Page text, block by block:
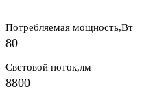
Потребляемая мощность,Вт
80
Световой поток,лм
8800